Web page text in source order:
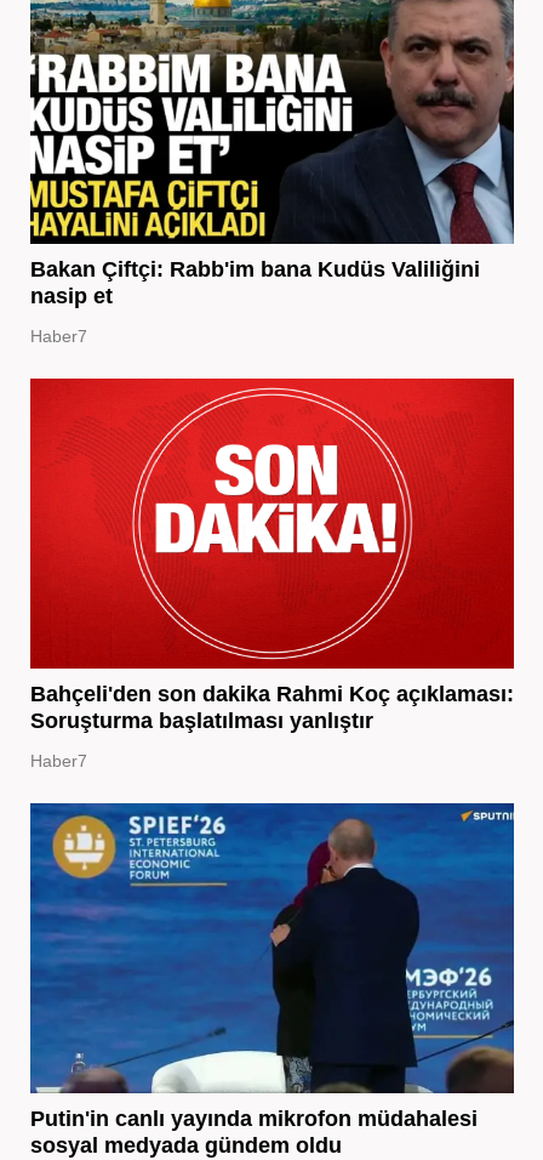
Bakan Çiftçi: Rabb'im bana Kudüs Valiliğini
nasip et
Haber7
Bahçeli'den son dakika Rahmi Koç açıklaması:
Soruşturma başlatılması yanlıştır
Haber7
Putin'in canlı yayında mikrofon müdahalesi
sosyal medyada gündem oldu